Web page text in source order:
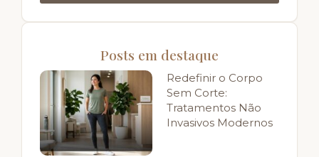
Posts em destaque
Redefinir o Corpo
Sem Corte:
Tratamentos Não
Invasivos Modernos